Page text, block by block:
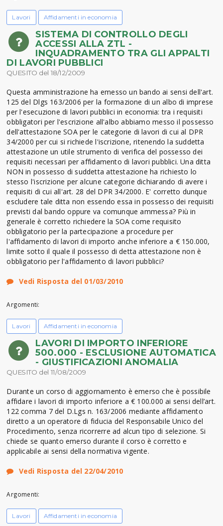
Lavori Affidamenti in economia
SISTEMA DI CONTROLLO DEGLI
ACCESSI ALLA ZTL -
INQUADRAMENTO TRA GLI APPALTI
DI LAVORI PUBBLICI
QUESITO del 18/12/2009
Questa amministrazione ha emesso un bando ai sensi dell'art.
125 del Dlgs 163/2006 per la formazione di un albo di imprese
per l'esecuzione di lavori pubblici in economia: tra i requisiti
obbligatori per l'escrizione all'albo abbiamo messo il possesso
dell'attestazione SOA per le categorie di lavori di cui al DPR
34/2000 per cui si richiede l'iscrizione, ritenendo la suddetta
attestazione un utile strumento di verifica del possesso dei
requisiti necessari per affidamento di lavori pubblici. Una ditta
NON in possesso di suddetta attestazione ha richiesto lo
stesso l'iscrizione per alcune categorie dichiarando di avere i
requisiti di cui all'art. 28 del DPR 34/2000. E' corretto dunque
escludere tale ditta non essendo essa in possesso dei requisiti
previsti dal bando oppure va comunque ammessa? Più in
generale è corretto richiedere la SOA come requisito
obbligatorio per la partecipazione a procedure per
l'affidamento di lavori di importo anche inferiore a € 150.000,
limite sotto il quale il possesso di detta attestazione non è
obbligatorio per l'affidamento di lavori pubblici?
Vedi Risposta del 01/03/2010
Argomenti:
Lavori Affidamenti in economia
LAVORI DI IMPORTO INFERIORE
500.000 - ESCLUSIONE AUTOMATICA
- GIUSTIFICAZIONI ANOMALIA
QUESITO del 11/08/2009
Durante un corso di aggiornamento è emerso che è possibile
affidare i lavori di importo inferiore a € 100.000 ai sensi dell’art.
122 comma 7 del D.Lgs n. 163/2006 mediante affidamento
diretto a un operatore di fiducia del Responsabile Unico del
Procedimento, senza ricorrerre ad alcun tipo di selezione. Si
chiede se quanto emerso durante il corso è corretto e
applicabile ai sensi della normativa vigente.
Vedi Risposta del 22/04/2010
Argomenti:
Lavori Affidamenti in economia